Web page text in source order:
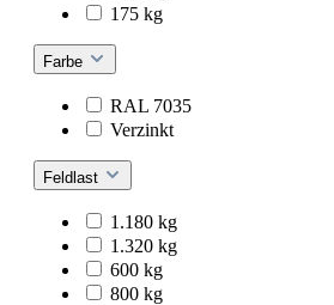
175 kg
Farbe
RAL 7035
Verzinkt
Feldlast
1.180 kg
1.320 kg
600 kg
800 kg